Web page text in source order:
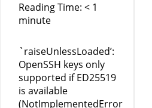
Reading Time: < 1
minute
`raiseUnlessLoaded’:
OpenSSH keys only
supported if ED25519
is available
(NotImplementedError